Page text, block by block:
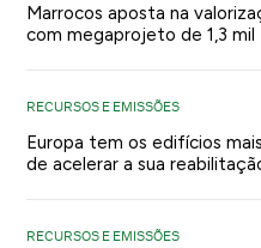
Marrocos aposta na
com megaprojeto de 1,3 mil
RECURSOS E EMISSÕES
Europa tem os edifícios
de acelerar a sua
RECURSOS E EMISSÕES